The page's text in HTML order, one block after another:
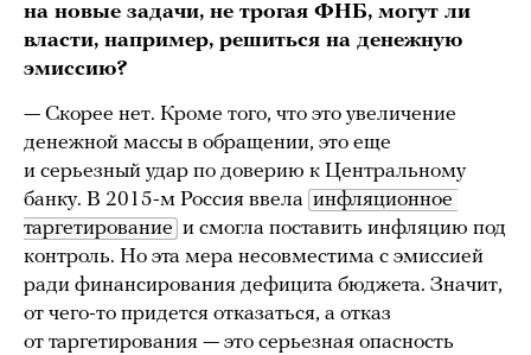
на новые задачи, не трогая ФНБ, могут ли
власти, например, решиться на денежную
эмиссию?
— Скорее нет. Кроме того, что это увеличение
денежной массы в обращении, это еще
и серьезный удар по доверию к Центральному
банку. В 2015-м Россия ввела инфляционное
таргетирование и смогла поставить инфляцию под
контроль. Но эта мера несовместима с эмиссией
ради финансирования дефицита бюджета. Значит,
от чего-то придется отказаться, а отказ
от таргетирования — это серьезная опасность